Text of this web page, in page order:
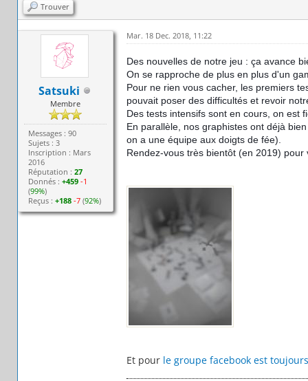
Trouver
Satsuki
Membre
Messages : 90
Sujets : 3
Inscription : Mars
2016
Réputation :27
Donnés :+459 -1
(99%)
Reçus :+188 -7 (92%)
Mar. 18 Dec. 2018, 11:22
Des nouvelles de notre jeu : ça avance
On se rapproche de plus en plus d'un
Pour ne rien vous cacher, les premiers
pouvait poser des difficultés et revoir
Des tests intensifs sont en cours, on est
En parallèle, nos graphistes ont déjà
on a une équipe aux doigts de fée).
Rendez-vous très bientôt (en 2019)
Et pour le groupe facebook est